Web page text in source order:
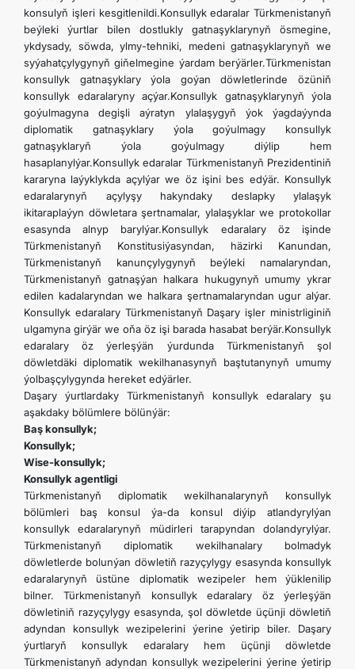
konsulyň işleri kesgitlenildi.Konsullyk edaralar Türkmenistanyň
beýleki ýurtlar bilen dostlukly gatnaşyklarynyň ösmegine,
ykdysady, söwda, ylmy-tehniki, medeni gatnaşyklarynyň we
syýahatçylygynyň giňelmegine ýardam berýärler.Türkmenistan
konsullyk gatnaşyklary ýola goýan döwletlerinde özüniň
konsullyk edaralaryny açýar.Konsullyk gatnaşyklarynyň ýola
goýulmagyna degişli aýratyn ylalaşygyň ýok ýagdaýynda
diplomatik gatnaşyklary ýola goýulmagy konsullyk
gatnaşyklaryň ýola goýulmagy diýlip hem
hasaplanylýar.Konsullyk edaralar Türkmenistanyň Prezidentiniň
kararyna laýyklykda açylýar we öz işini bes edýär. Konsullyk
edaralarynyň açylyşy hakyndaky deslapky ylalaşyk
ikitaraplaýyn döwletara şertnamalar, ylalaşyklar we protokollar
esasynda alnyp barylýar.Konsullyk edaralary öz işinde
Türkmenistanyň Konstitusiýasyndan, häzirki Kanundan,
Türkmenistanyň kanunçylygynyň beýleki namalaryndan,
Türkmenistanyň gatnaşýan halkara hukugynyň umumy ykrar
edilen kadalaryndan we halkara şertnamalaryndan ugur alýar.
Konsullyk edaralary Türkmenistanyň Daşary işler ministrliginiň
ulgamyna girýär we oňa öz işi barada hasabat berýär.Konsullyk
edaralary öz ýerleşýän ýurdunda Türkmenistanyň şol
döwletdäki diplomatik wekilhanasynyň baştutanynyň umumy
ýolbaşçylygynda hereket edýärler.
Daşary ýurtlardaky Türkmenistanyň konsullyk edaralary şu
aşakdaky bölümlere bölünýär:
Baş konsullyk;
Konsullyk;
Wise-konsullyk;
Konsullyk agentligi
Türkmenistanyň diplomatik wekilhanalarynyň konsullyk
bölümleri baş konsul ýa-da konsul diýip atlandyrylýan
konsullyk edaralarynyň müdirleri tarapyndan dolandyrylýar.
Türkmenistanyň diplomatik wekilhanalary bolmadyk
döwletlerde bolunýan döwletiň razyçylygy esasynda konsullyk
edaralarynyň üstüne diplomatik wezipeler hem ýüklenilip
bilner. Türkmenistanyň konsullyk edaralary öz ýerleşýän
döwletiniň razyçylygy esasynda, şol döwletde üçünji döwletiň
adyndan konsullyk wezipelerini ýerine ýetirip biler. Daşary
ýurtlaryň konsullyk edaralary hem üçünji döwletde
Türkmenistanyň adyndan konsullyk wezipelerini ýerine ýetirip